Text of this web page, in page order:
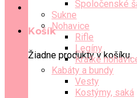
Košík
Žiadne produkty v košíku.
Spoločenské
Sukne
Nohavice
Rifle
Legíny
Krátke
Kabáty a bundy
Vesty
Kostýmy, saká